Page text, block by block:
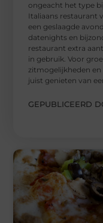
ongeacht het type
Italiaans restaurant
een geslaagde
datenights en
restaurant extra
in gebruik. Voor
zitmogelijkheden en
juist genieten van
GEPUBLICEERD